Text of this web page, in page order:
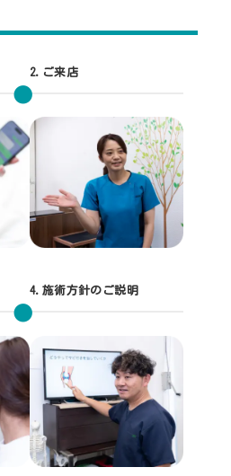
2.ご来店
4.施術方針のご説明